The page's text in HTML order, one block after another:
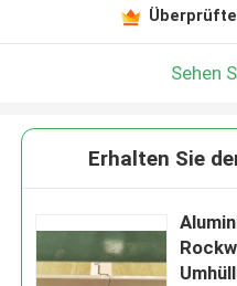
Sehen
Erhalten Sie